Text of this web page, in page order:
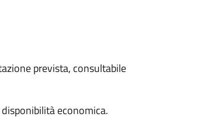
prevista, consultabile
economica.